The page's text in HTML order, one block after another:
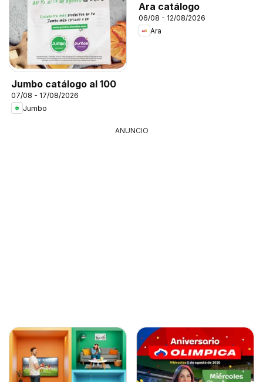
Jumbo catálogo al 100
07/08 - 17/08/2026
Jumbo
Ara catálogo
06/08 - 12/08/2026
Ara
ANUNCIO